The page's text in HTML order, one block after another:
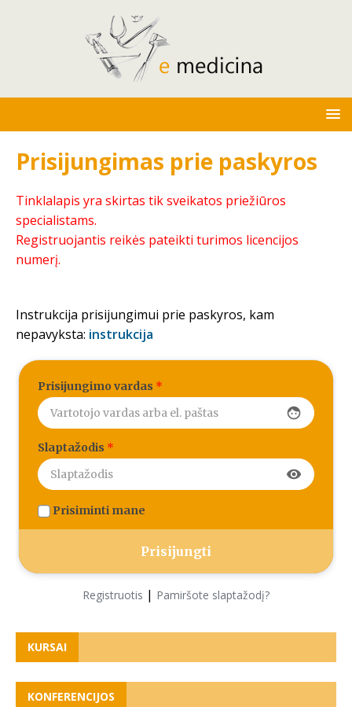
Prisijungimas prie paskyros
Tinklalapis yra skirtas tik sveikatos priežiūros
specialistams.
Registruojantis reikės pateikti turimos licencijos
numerį.
Instrukcija prisijungimui prie paskyros, kam
nepavyksta: instrukcija
Prisijungimo vardas *
face
Slaptažodis *
visibility
Prisiminti mane
Registruotis | Pamiršote slaptažodį?
KURSAI
KONFERENCIJOS